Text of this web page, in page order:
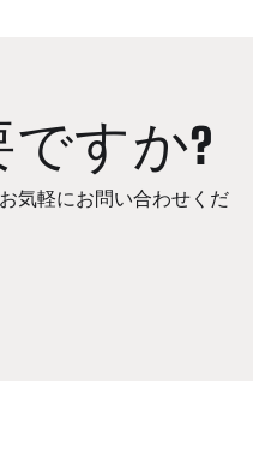
すか?
気軽にお問い合わせくだ